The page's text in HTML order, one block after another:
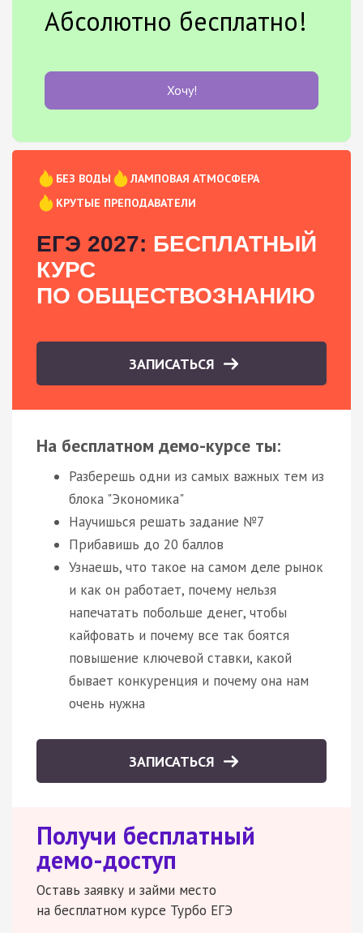
Абсолютно бесплатно!
Хочу!
БЕЗ ВОДЫ
ЛАМПОВАЯ АТМОСФЕРА
КРУТЫЕ ПРЕПОДАВАТЕЛИ
ЕГЭ 2027: БЕСПЛАТНЫЙ
КУРС
ПО ОБЩЕСТВОЗНАНИЮ
ЗАПИСАТЬСЯ
На бесплатном демо-курсе ты:
Разберешь одни из самых важных тем из
блока "Экономика"
Научишься решать задание №7
Прибавишь до 20 баллов
Узнаешь, что такое на самом деле рынок
и как он работает, почему нельзя
напечатать побольше денег, чтобы
кайфовать и почему все так боятся
повышение ключевой ставки, какой
бывает конкуренция и почему она нам
очень нужна
ЗАПИСАТЬСЯ
Получи бесплатный
демо-доступ
Оставь заявку и займи место
на бесплатном курсе Турбо ЕГЭ